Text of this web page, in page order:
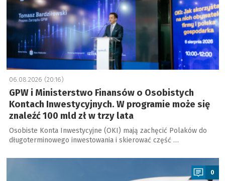
06.08.2026 (20:16)
GPW i Ministerstwo Finansów o Osobistych
Kontach Inwestycyjnych. W programie może się
znaleźć 100 mld zł w trzy lata
Osobiste Konta Inwestycyjne (OKI) mają zachęcić Polaków do
długoterminowego inwestowania i skierować część …
a
0